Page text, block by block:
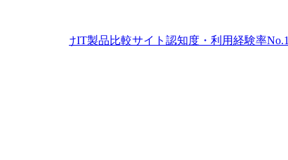
法人向けIT製品比較サイト 認知度・利用経験率No.1
ュリティ